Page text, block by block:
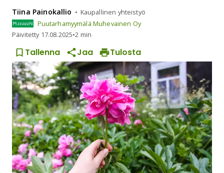
Tiina Painokallio
Kaupallinen yhteistyö
Puutarhamyymälä Muhevainen Oy
Päivitetty 17.08.2025•2 min
Tallenna Jaa Tulosta